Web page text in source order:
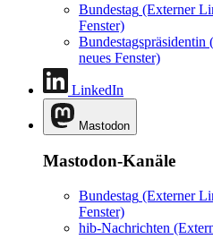
Bundestag (Externer
Fenster)
Bundestagspräsidentin
neues Fenster)
LinkedIn
Mastodon
Mastodon-Kanäle
Bundestag (Externer
Fenster)
hib-Nachrichten